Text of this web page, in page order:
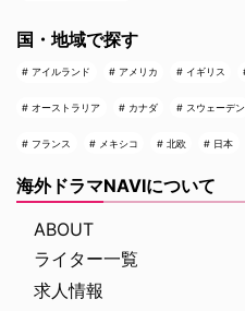
国・地域で探す
アイルランド アメリカ イギリス
オーストラリア カナダ スウェーデン
フランス メキシコ 北欧 日本
海外ドラマNAVIについて
ABOUT
ライター一覧
求人情報